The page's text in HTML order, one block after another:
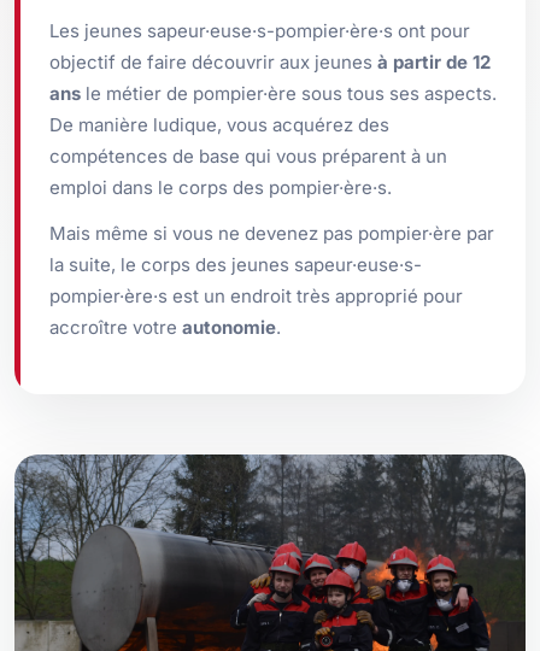
Les jeunes sapeur·euse·s-pompier·ère·s ont pour
objectif de faire découvrir aux jeunes à partir de 12
ans le métier de pompier·ère sous tous ses aspects.
De manière ludique, vous acquérez des
compétences de base qui vous préparent à un
emploi dans le corps des pompier·ère·s.
Mais même si vous ne devenez pas pompier·ère par
la suite, le corps des jeunes sapeur·euse·s-
pompier·ère·s est un endroit très approprié pour
accroître votre autonomie.